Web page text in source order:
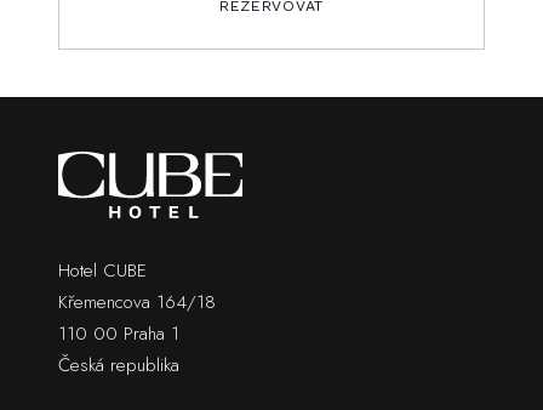
REZERVOVAT
Hotel CUBE
Křemencova 164/18
110 00 Praha 1
Česká republika